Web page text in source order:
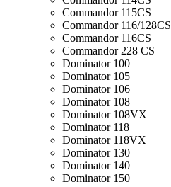
Commandor 115CS
Commandor 116/128CS
Commandor 116CS
Commandor 228 CS
Dominator 100
Dominator 105
Dominator 106
Dominator 108
Dominator 108VX
Dominator 118
Dominator 118VX
Dominator 130
Dominator 140
Dominator 150